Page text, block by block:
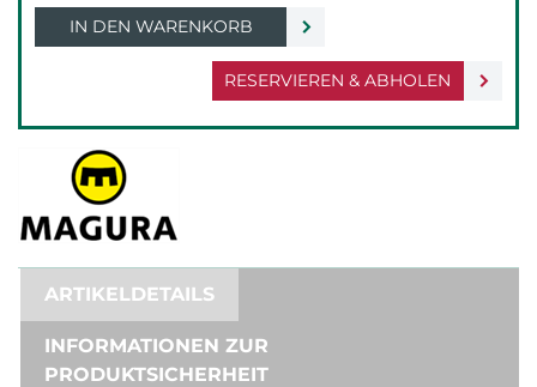
RESERVIEREN & ABHOLEN
IN DEN WARENKORB
ARTIKELDETAILS
INFORMATIONEN ZUR
PRODUKTSICHERHEIT